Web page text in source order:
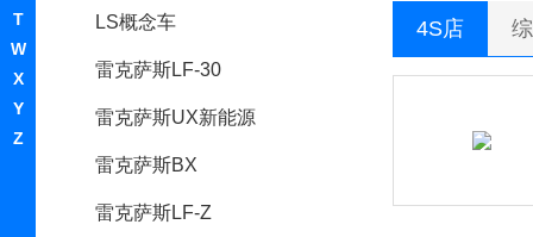
T
W
X
Y
Z
LS概念车
雷克萨斯LF-30
雷克萨斯UX新能源
雷克萨斯BX
雷克萨斯LF-Z
4S店